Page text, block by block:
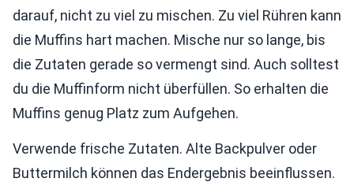
darauf, nicht zu viel zu mischen. Zu viel Rühren kann
die Muffins hart machen. Mische nur so lange, bis
die Zutaten gerade so vermengt sind. Auch solltest
du die Muffinform nicht überfüllen. So erhalten die
Muffins genug Platz zum Aufgehen.
Verwende frische Zutaten. Alte Backpulver oder
Buttermilch können das Endergebnis beeinflussen.